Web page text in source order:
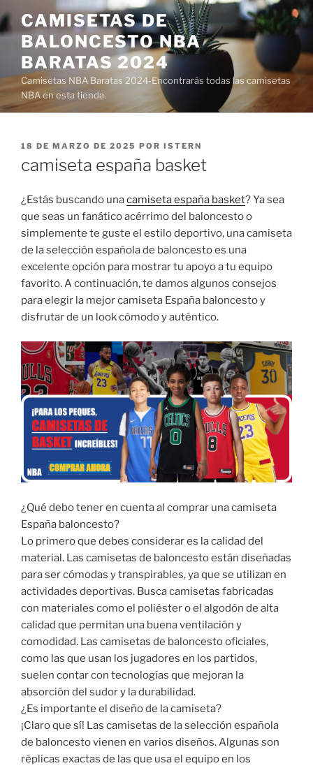
al
contenido
CAMISETAS DE
BALONCESTO NBA
BARATAS 2024
Camisetas NBA Baratas 2024-Encontrarás todas las camisetas
NBA en esta tienda.
PUBLICADO
18 DE MARZO DE 2025 POR ISTERN
camiseta españa basket
¿Estás buscando unacamiseta españa basket? Ya sea
que seas un fanático acérrimo del baloncesto o
simplemente te guste el estilo deportivo, una camiseta
de la selección española de baloncesto es una
excelente opción para mostrar tu apoyo a tu equipo
favorito. A continuación, te damos algunos consejos
para elegir la mejor camiseta España baloncesto y
disfrutar de un look cómodo y auténtico.
¿Qué debo tener en cuenta al comprar una camiseta
España baloncesto?
Lo primero que debes considerar es la calidad del
material. Las camisetas de baloncesto están diseñadas
para ser cómodas y transpirables, ya que se utilizan en
actividades deportivas. Busca camisetas fabricadas
con materiales como el poliéster o el algodón de alta
calidad que permitan una buena ventilación y
comodidad. Las camisetas de baloncesto oficiales,
como las que usan los jugadores en los partidos,
suelen contar con tecnologías que mejoran la
absorción del sudor y la durabilidad.
¿Es importante el diseño de la camiseta?
¡Claro que sí! Las camisetas de la selección española
de baloncesto vienen en varios diseños. Algunas son
réplicas exactas de las que usa el equipo en los